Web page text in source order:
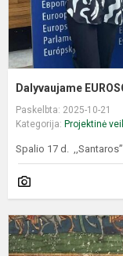
Dalyvaujame
Paskelbta: 2025-10-21
Kategorija: Projektinė
Spalio 17 d.